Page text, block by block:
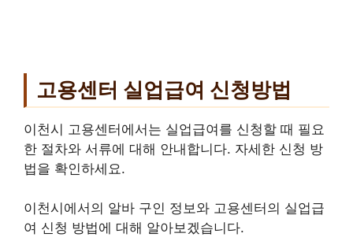
고용센터 실업급여 신청방법
이천시 고용센터에서는 실업급여를 신청할 때 필요
한 절차와 서류에 대해 안내합니다. 자세한 신청 방
법을 확인하세요.
이천시에서의 알바 구인 정보와 고용센터의 실업급
여 신청 방법에 대해 알아보겠습니다.